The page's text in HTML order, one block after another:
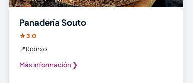
Panadería Souto
★3.0
📍Rianxo
Más información ❯